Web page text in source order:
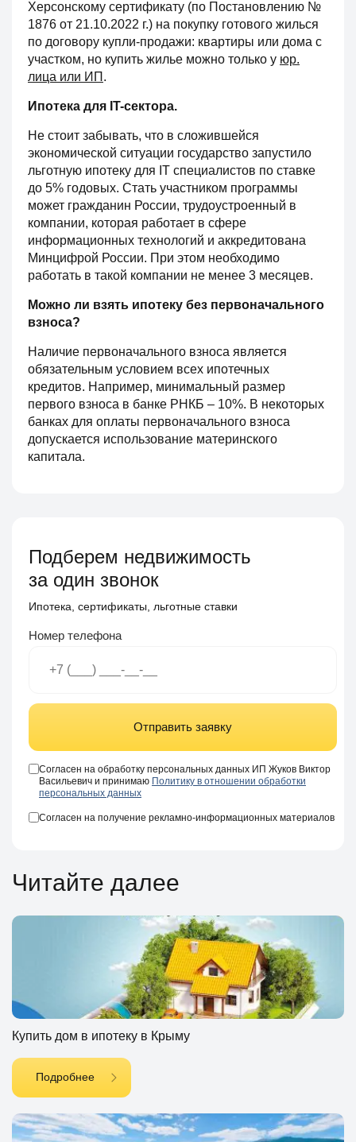
Херсонскому сертификату (по Постановлению №
1876 от 21.10.2022 г.) на покупку готового жилься
по договору купли-продажи: квартиры или дома с
участком, но купить жилье можно только у юр.
лица или ИП .
Ипотека для IT-сектора.
Не стоит забывать, что в сложившейся
экономической ситуации государство запустило
льготную ипотеку для IT специалистов по ставке
до 5% годовых. Стать участником программы
может гражданин России, трудоустроенный в
компании, которая работает в сфере
информационных технологий и аккредитована
Минцифрой России. При этом необходимо
работать в такой компании не менее 3 месяцев.
Можно ли взять ипотеку без первоначального
взноса?
Наличие первоначального взноса является
обязательным условием всех ипотечных
кредитов. Например, минимальный размер
первого взноса в банке РНКБ – 10%. В некоторых
банках для оплаты первоначального взноса
допускается использование материнского
капитала.
Подберем недвижимость
за один звонок
Ипотека, сертификаты, льготные ставки
Номер телефона
Отправить заявку
Согласен на обработку персональных данных ИП Жуков Виктор
Васильевич и принимаю Политику в отношении обработки
персональных данных
Согласен на получение рекламно-информационных материалов
Читайте далее
Купить дом в ипотеку в Крыму
Подробнее